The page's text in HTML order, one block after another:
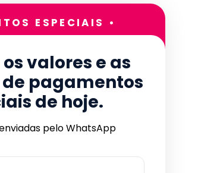
ESPECIAIS •
valores e as
pagamentos
de hoje.
pelo WhatsApp